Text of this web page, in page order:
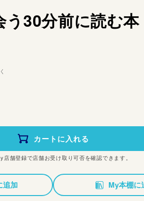
う30分前に読む本
カートに入れる
舗登録で店舗お受け取り可否を確認できます。
追加 My本棚に